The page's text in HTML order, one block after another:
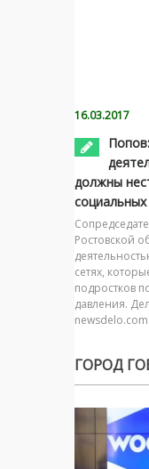
16.03.2017
должны
социальных
Ростовской
сетях,
подростков
давления.
newsdelo.com
ГОРОД